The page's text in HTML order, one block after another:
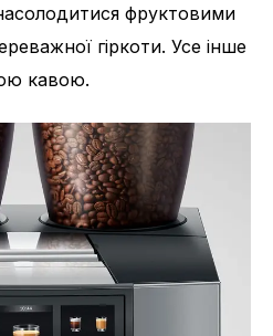
фруктовими
гіркоти. Усе інше
кавою.